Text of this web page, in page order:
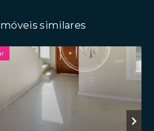
similares